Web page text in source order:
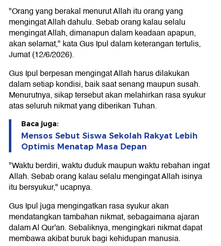
"Orang yang berakal menurut Allah itu orang yang
mengingat Allah dahulu. Sebab orang kalau selalu
mengingat Allah, dimanapun dalam keadaan apapun,
akan selamat," kata Gus Ipul dalam keterangan tertulis,
Jumat (12/6/2026).
Gus Ipul berpesan mengingat Allah harus dilakukan
dalam setiap kondisi, baik saat senang maupun susah.
Menurutnya, sikap tersebut akan melahirkan rasa syukur
atas seluruh nikmat yang diberikan Tuhan.
Baca juga:
Mensos Sebut Siswa Sekolah Rakyat Lebih
Optimis Menatap Masa Depan
"Waktu berdiri, waktu duduk maupun waktu rebahan ingat
Allah. Sebab orang kalau selalu mengingat Allah isinya
itu bersyukur," ucapnya.
Gus Ipul juga mengingatkan rasa syukur akan
mendatangkan tambahan nikmat, sebagaimana ajaran
dalam Al Qur'an. Sebaliknya, mengingkari nikmat dapat
membawa akibat buruk bagi kehidupan manusia.